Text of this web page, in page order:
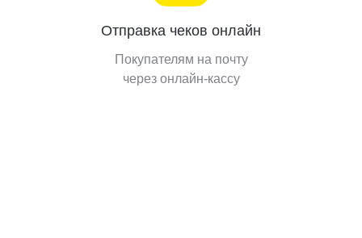
Покупателям на почту
через онлайн-кассу
Отправка чеков онлайн